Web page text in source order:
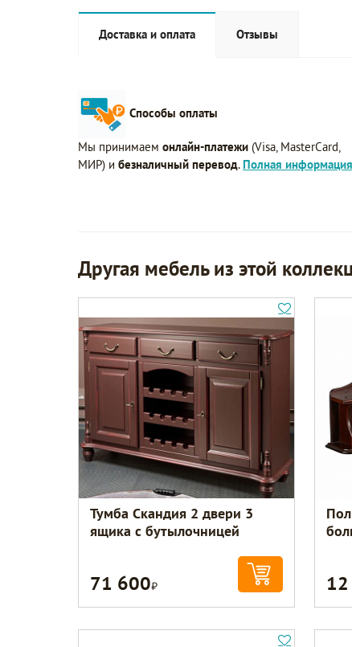
Доставка и оплата Отзывы
Способы оплаты
Мы принимаем онлайн-платежи (Visa, MasterCard,
МИР) и безналичный перевод. Полная
Другая мебель из этой
Тумба Скандия 2 двери 3
ящика с бутылочницей
71 600Р